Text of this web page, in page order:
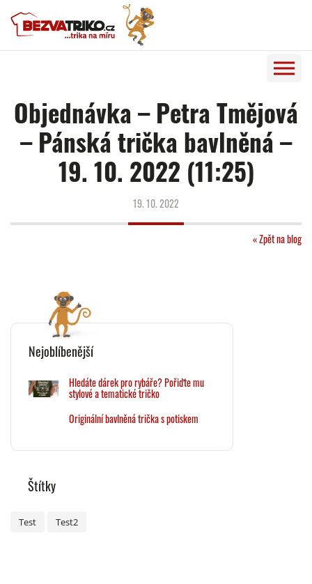
Objednávka – Petra Tmějová
– Pánská trička bavlněná –
19. 10. 2022 (11:25)
19. 10. 2022
« Zpět na blog
Nejoblíbenější
Hledáte dárek pro rybáře? Pořiďte mu
stylové a tematické tričko
Originální bavlněná trička s potiskem
Štítky
Test Test2